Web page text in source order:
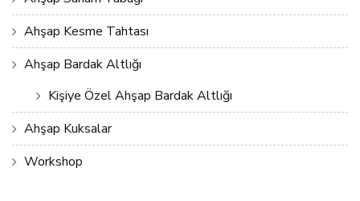
Ahşap Kesme Tahtası
Ahşap Bardak Altlığı
Kişiye Özel Ahşap Bardak Altlığı
Ahşap Kuksalar
Workshop